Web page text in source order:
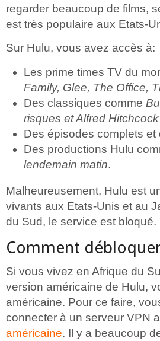
regarder beaucoup de films,
est très populaire aux Etats-
Sur Hulu, vous avez accès à:
Les prime times TV du
Family, Glee, The Office,
Des classiques comme
risques et Alfred
Des épisodes complets et
Des productions Hulu
lendemain matin.
Malheureusement, Hulu est
vivants aux Etats-Unis et au
du Sud, le service est bloqué.
Comment
Si vous vivez en Afrique du
version américaine de Hulu,
américaine. Pour ce faire,
connecter à un serveur VPN
américaine. Il y a beaucoup